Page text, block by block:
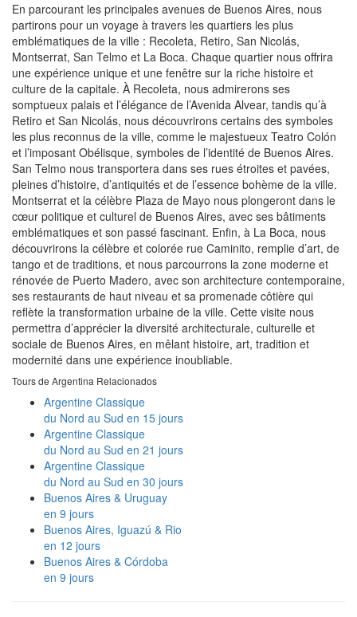
En parcourant les principales avenues de Buenos Aires, nous
partirons pour un voyage à travers les quartiers les plus
emblématiques de la ville : Recoleta, Retiro, San Nicolás,
Montserrat, San Telmo et La Boca. Chaque quartier nous offrira
une expérience unique et une fenêtre sur la riche histoire et
culture de la capitale. À Recoleta, nous admirerons ses
somptueux palais et l’élégance de l’Avenida Alvear, tandis qu’à
Retiro et San Nicolás, nous découvrirons certains des symboles
les plus reconnus de la ville, comme le majestueux Teatro Colón
et l’imposant Obélisque, symboles de l’identité de Buenos Aires.
San Telmo nous transportera dans ses rues étroites et pavées,
pleines d’histoire, d’antiquités et de l’essence bohème de la ville.
Montserrat et la célèbre Plaza de Mayo nous plongeront dans le
cœur politique et culturel de Buenos Aires, avec ses bâtiments
emblématiques et son passé fascinant. Enfin, à La Boca, nous
découvrirons la célèbre et colorée rue Caminito, remplie d’art, de
tango et de traditions, et nous parcourrons la zone moderne et
rénovée de Puerto Madero, avec son architecture contemporaine,
ses restaurants de haut niveau et sa promenade côtière qui
reflète la transformation urbaine de la ville. Cette visite nous
permettra d’apprécier la diversité architecturale, culturelle et
sociale de Buenos Aires, en mêlant histoire, art, tradition et
modernité dans une expérience inoubliable.
Tours de Argentina Relacionados
Argentine Classique
du Nord au Sud en 15 jours
Argentine Classique
du Nord au Sud en 21 jours
Argentine Classique
du Nord au Sud en 30 jours
Buenos Aires & Uruguay
en 9 jours
Buenos Aires, Iguazú & Rio
en 12 jours
Buenos Aires & Córdoba
en 9 jours